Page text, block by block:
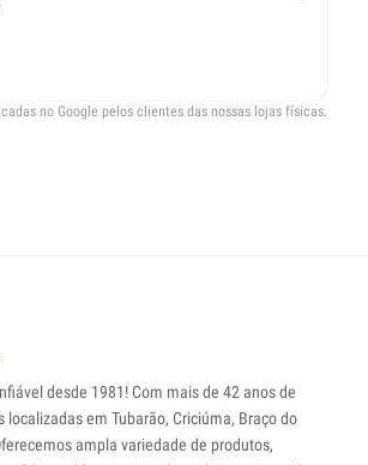
no Google pelos clientes das nossas lojas físicas.
desde 1981! Com mais de 42 anos de
localizadas em Tubarão, Criciúma, Braço do
ampla variedade de produtos,